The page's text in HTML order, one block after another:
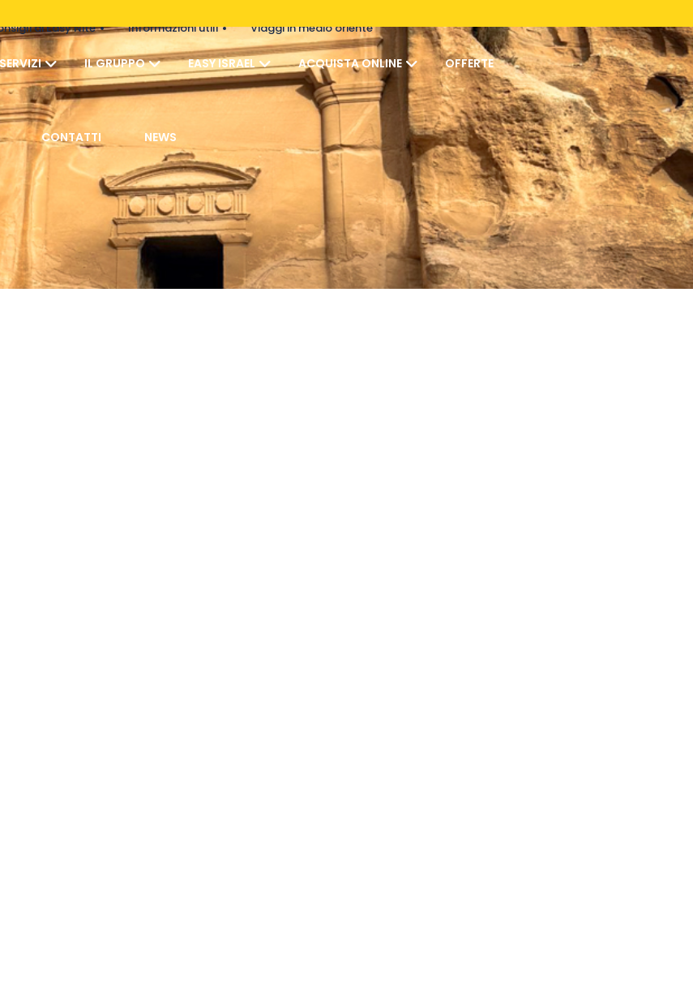
IL GRUPPO EASY ISRAEL ACQUISTA ONLINE OFFERTE
CONTATTI NEWS
di Easy Nite Informazioni utili Viaggi in medio oriente